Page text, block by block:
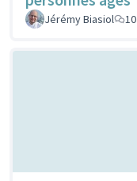
Jérémy Biasiol 10